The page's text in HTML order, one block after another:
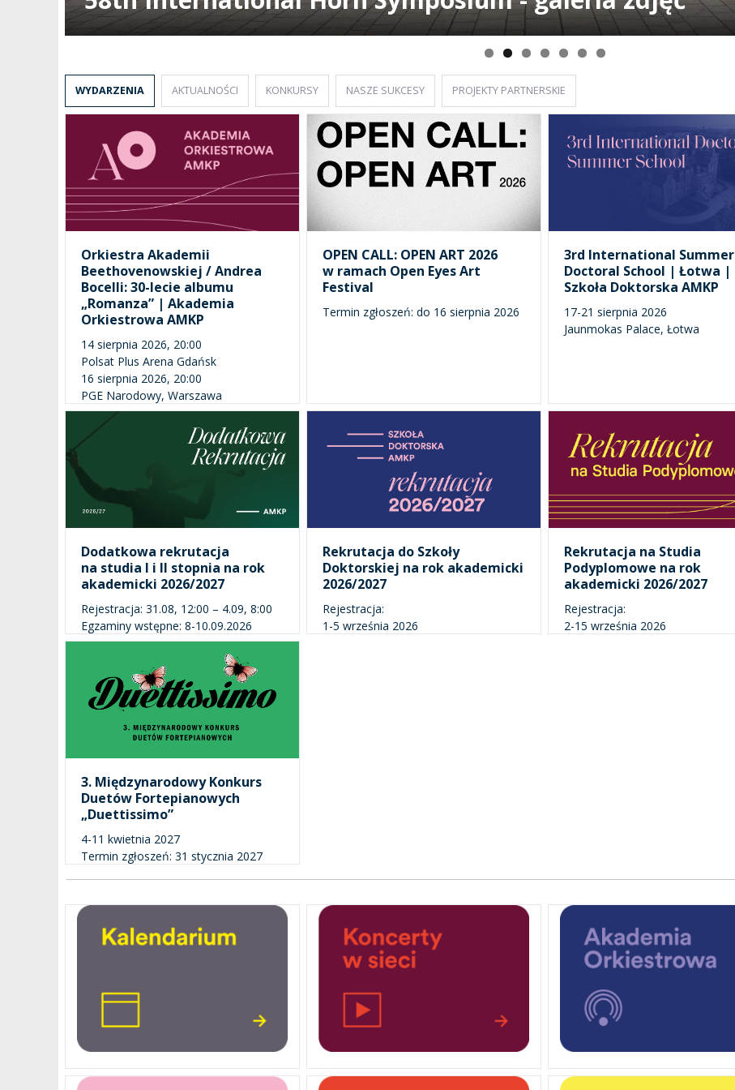
SALE KONCERTOWE
BRANDBOOK
DOSTĘPNOŚĆ
BIBLIOTEKA
PENDERECKI ACADEMY
PRESS
DOM STUDENCKI
WYDARZENIA AKTUALNOŚCI KONKURSY NASZE SUKCESY PROJEKTY PARTNERSKIE
Orkiestra Akademii
Beethovenowskiej / Andrea
Bocelli: 30-lecie albumu
„Romanza” | Akademia
Orkiestrowa AMKP
14 sierpnia 2026, 20:00
Polsat Plus Arena Gdańsk
16 sierpnia 2026, 20:00
PGE Narodowy, Warszawa
OPEN CALL: OPEN ART 2026
w ramach Open Eyes Art
Festival
Termin zgłoszeń: do 16 sierpnia 2026
3rd International Summer
Doctoral School | Łotwa |
Szkoła Doktorska AMKP
17-21 sierpnia 2026
Jaunmokas Palace, Łotwa
Dodatkowa rekrutacja
na studia I i II stopnia na rok
akademicki 2026/2027
Rejestracja: 31.08, 12:00 – 4.09, 8:00
Egzaminy wstępne: 8-10.09.2026
Rekrutacja do Szkoły
Doktorskiej na rok akademicki
2026/2027
Rejestracja:
1-5 września 2026
Rekrutacja na Studia
Podyplomowe na rok
akademicki 2026/2027
Rejestracja:
2-15 września 2026
3. Międzynarodowy Konkurs
Duetów Fortepianowych
„Duettissimo”
4-11 kwietnia 2027
Termin zgłoszeń: 31 stycznia 2027